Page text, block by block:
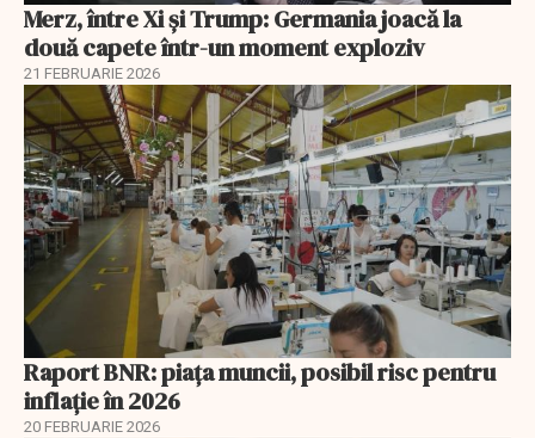
Merz, între Xi și Trump: Germania joacă la
două capete într-un moment exploziv
21 FEBRUARIE 2026
Raport BNR: piața muncii, posibil risc pentru
inflație în 2026
20 FEBRUARIE 2026